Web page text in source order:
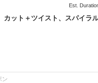
Est.
カット＋ツイスト、スパイラ
ン